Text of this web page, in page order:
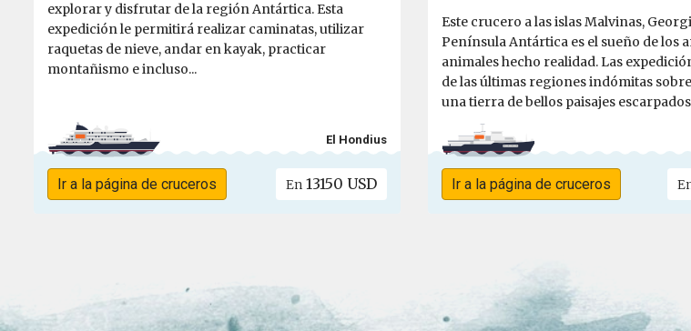
explorar y disfrutar de la región Antártica. Esta
expedición le permitirá realizar caminatas, utilizar
raquetas de nieve, andar en kayak, practicar
montañismo e incluso...
El Hondius
Ir a la página de cruceros En 13150 USD
Este crucero a las islas Malvinas,
Península Antártica es el sueño de los
animales hecho realidad. Las
de las últimas regiones indómitas
una tierra de bellos paisajes
Ir a la página de cruceros